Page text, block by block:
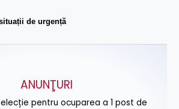
de urgență
ANUNŢURI
pentru ocuparea a 1 post de